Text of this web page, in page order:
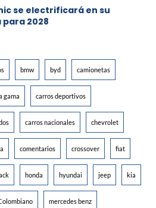
se electrificará en su
2028
bmw byd camionetas
gama carros deportivos
carros nacionales chevrolet
comentarios crossover fiat
honda hyundai jeep kia
mercedes benz